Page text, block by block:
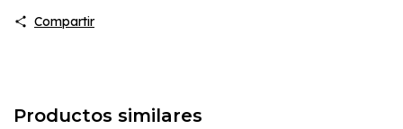
Compartir
Productos similares